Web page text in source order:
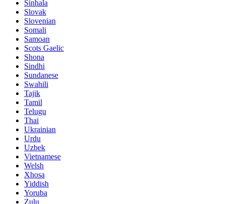
Sinhala
Slovak
Slovenian
Somali
Samoan
Scots Gaelic
Shona
Sindhi
Sundanese
Swahili
Tajik
Tamil
Telugu
Thai
Ukrainian
Urdu
Uzbek
Vietnamese
Welsh
Xhosa
Yiddish
Yoruba
Zulu